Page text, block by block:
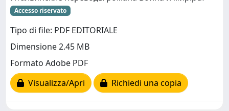
Accesso riservato
Tipo di file: PDF EDITORIALE
Dimensione 2.45 MB
Formato Adobe PDF
Visualizza/Apri
Richiedi una copia